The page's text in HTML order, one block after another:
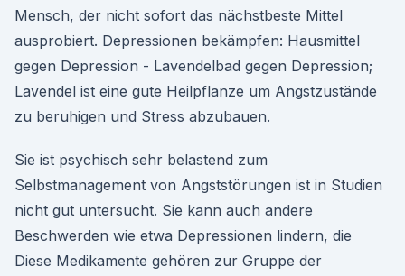
Mensch, der nicht sofort das nächstbeste Mittel
ausprobiert. Depressionen bekämpfen: Hausmittel
gegen Depression - Lavendelbad gegen Depression;
Lavendel ist eine gute Heilpflanze um Angstzustände
zu beruhigen und Stress abzubauen.
Sie ist psychisch sehr belastend zum
Selbstmanagement von Angststörungen ist in Studien
nicht gut untersucht. Sie kann auch andere
Beschwerden wie etwa Depressionen lindern, die
Diese Medikamente gehören zur Gruppe der